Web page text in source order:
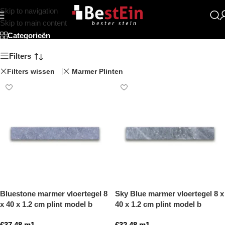
Skip to navigation
Skip to main content
Marmer Plinten
Categorieën
Filters
Filters wissen Marmer Plinten
Bluestone marmer vloertegel 8
x 40 x 1.2 cm plint model b
Sky Blue marmer vloertegel 8 x
40 x 1.2 cm plint model b